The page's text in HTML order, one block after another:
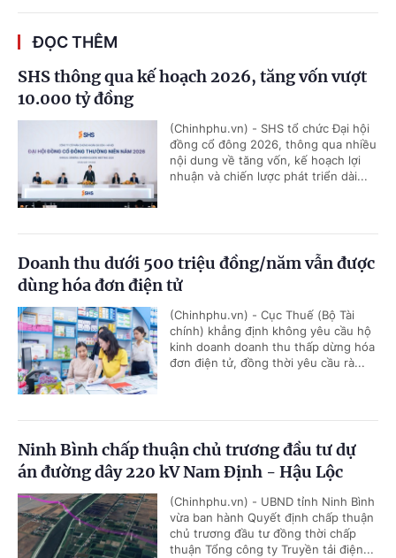
ĐỌC THÊM
SHS thông qua kế hoạch 2026, tăng vốn vượt
10.000 tỷ đồng
(Chinhphu.vn) - SHS tổ chức Đại hội
đồng cổ đông 2026, thông qua nhiều
nội dung về tăng vốn, kế hoạch lợi
nhuận và chiến lược phát triển dài...
Doanh thu dưới 500 triệu đồng/năm vẫn được
dùng hóa đơn điện tử
(Chinhphu.vn) - Cục Thuế (Bộ Tài
chính) khẳng định không yêu cầu hộ
kinh doanh doanh thu thấp dừng hóa
đơn điện tử, đồng thời yêu cầu rà...
Ninh Bình chấp thuận chủ trương đầu tư dự
án đường dây 220 kV Nam Định - Hậu Lộc
(Chinhphu.vn) - UBND tỉnh Ninh Bình
vừa ban hành Quyết định chấp thuận
chủ trương đầu tư đồng thời chấp
thuận Tổng công ty Truyền tải điện...